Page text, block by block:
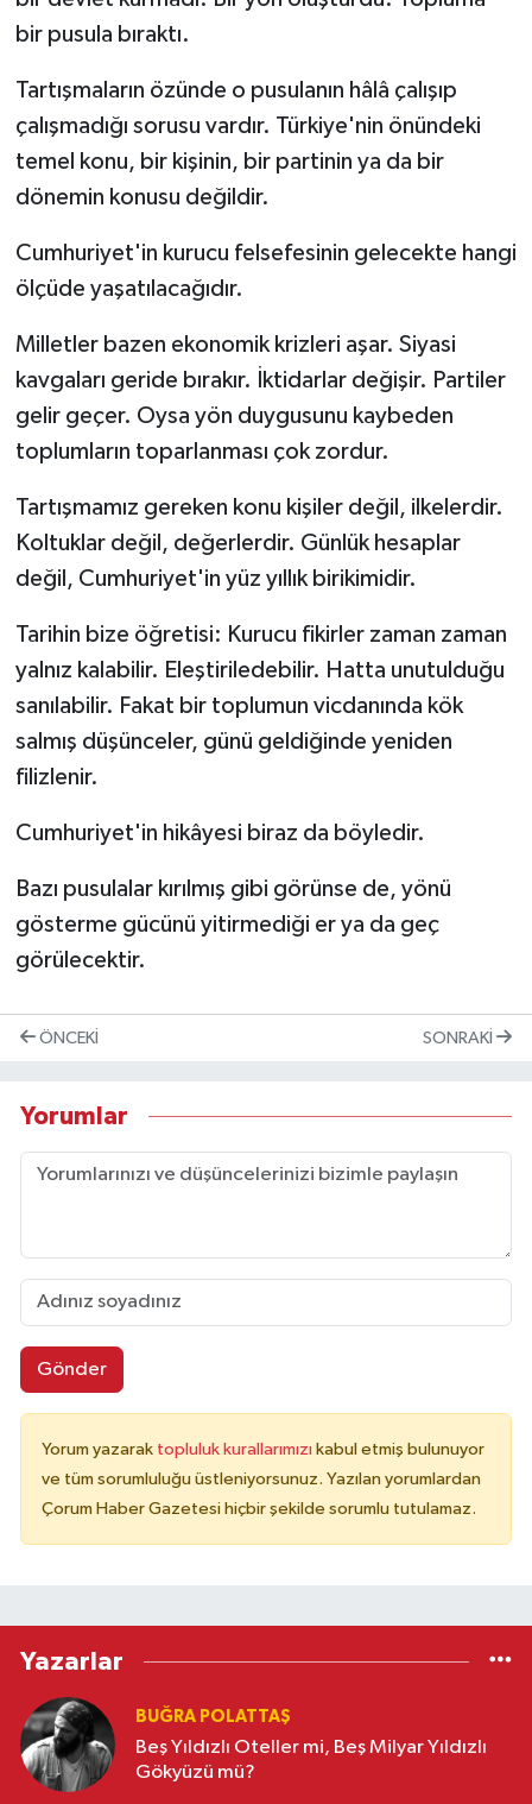
bir pusula bıraktı.
Tartışmaların özünde o pusulanın hâlâ çalışıp
çalışmadığı sorusu vardır. Türkiye'nin önündeki
temel konu, bir kişinin, bir partinin ya da bir
dönemin konusu değildir.
Cumhuriyet'in kurucu felsefesinin gelecekte hangi
ölçüde yaşatılacağıdır.
Milletler bazen ekonomik krizleri aşar. Siyasi
kavgaları geride bırakır. İktidarlar değişir. Partiler
gelir geçer. Oysa yön duygusunu kaybeden
toplumların toparlanması çok zordur.
Tartışmamız gereken konu kişiler değil, ilkelerdir.
Koltuklar değil, değerlerdir. Günlük hesaplar
değil, Cumhuriyet'in yüz yıllık birikimidir.
Tarihin bize öğretisi: Kurucu fikirler zaman zaman
yalnız kalabilir. Eleştiriledebilir. Hatta unutulduğu
sanılabilir. Fakat bir toplumun vicdanında kök
salmış düşünceler, günü geldiğinde yeniden
filizlenir.
Cumhuriyet'in hikâyesi biraz da böyledir.
Bazı pusulalar kırılmış gibi görünse de, yönü
gösterme gücünü yitirmediği er ya da geç
görülecektir.
ÖNCEKI SONRAKI
Yorumlar
Gönder
Yorum yazarak topluluk kurallarımızı kabul etmiş bulunuyor
ve tüm sorumluluğu üstleniyorsunuz. Yazılan yorumlardan
Çorum Haber Gazetesi hiçbir şekilde sorumlu tutulamaz.
Yazarlar
BUĞRA POLATTAŞ
Beş Yıldızlı Oteller mi, Beş Milyar Yıldızlı
Gökyüzü mü?